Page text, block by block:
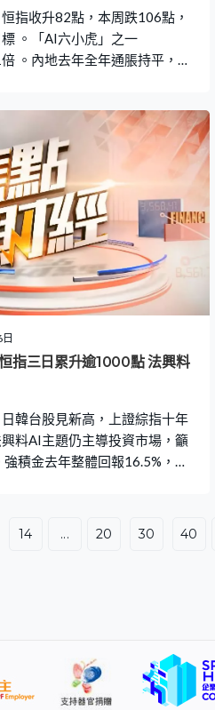
指收升82點，本周跌106點，
。「AI六小虎」之一
。內地去年全年通脹持平，分
指三日累升逾1000點 法興料
韓台股見新高，上證綜指十年
料AI主題仍主導投資市場，籲
積金去年整體回報16.5%，連
14 ... 20 30 40